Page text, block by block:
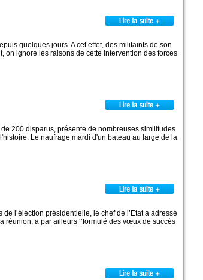
quelques jours. A cet effet, des militaints de son
on ignore les raisons de cette intervention des forces
200 disparus, présente de nombreuses similitudes
Le naufrage mardi d'un bateau au large de la
l’élection présidentielle, le chef de l’Etat a adressé
réunion, a par ailleurs ‘’formulé des vœux de succès